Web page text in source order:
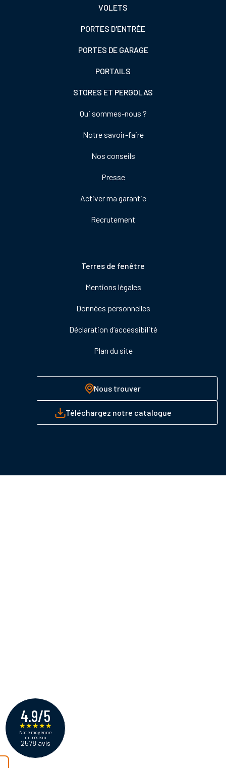
VOLETS
PORTES D'ENTRÉE
PORTES DE GARAGE
PORTAILS
STORES ET PERGOLAS
Qui sommes-nous ?
Notre savoir-faire
Nos conseils
Presse
Activer ma garantie
Recrutement
Terres de fenêtre
Mentions légales
Données personnelles
Déclaration d’accessibilité
Plan du site
Nous trouver
Téléchargez notre catalogue
4.9/5
★★★★★
Note moyenne
du réseau
2578 avis